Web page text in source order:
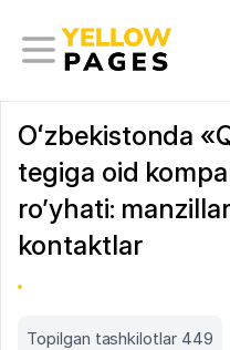
Oʻzbekistonda
tegiga oid
ro’yhati:
kontaktlar
Topilgan tashkilotlar 449